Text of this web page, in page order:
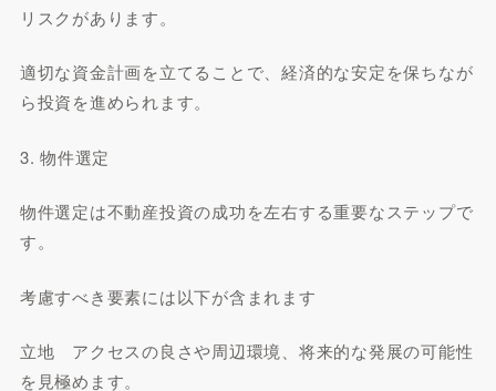
リスクがあります。
適切な資金計画を立てることで、経済的な安定を保ちなが
ら投資を進められます。
3. 物件選定
物件選定は不動産投資の成功を左右する重要なステップで
す。
考慮すべき要素には以下が含まれます
立地 アクセスの良さや周辺環境、将来的な発展の可能性
を見極めます。